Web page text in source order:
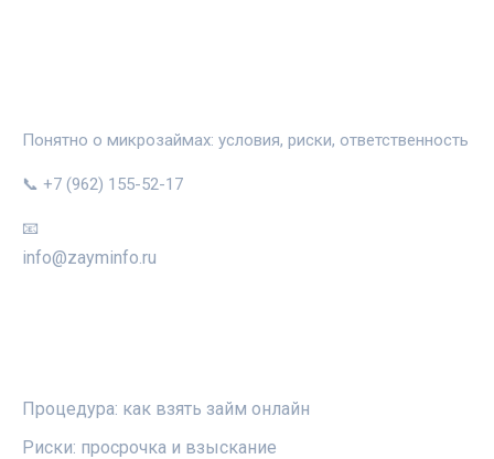
Понятно о микрозаймах: условия, риски, ответственность
📞 +7 (962) 155-52-17
📧
info@zayminfo.ru
Процедура: как взять займ онлайн
Риски: просрочка и взыскание